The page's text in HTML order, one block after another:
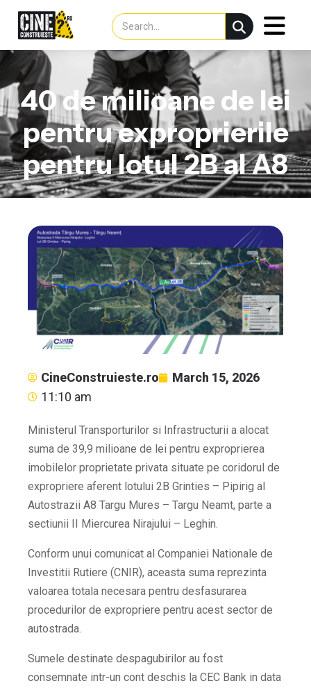
40 de milioane de lei
pentru exproprierile
pentru lotul 2B al A8
CineConstruieste.ro
March 15, 2026
11:10 am
Ministerul Transporturilor si Infrastructurii a alocat
suma de 39,9 milioane de lei pentru exproprierea
imobilelor proprietate privata situate pe coridorul de
expropriere aferent lotului 2B Grinties – Pipirig al
Autostrazii A8 Targu Mures – Targu Neamt, parte a
sectiunii II Miercurea Nirajului – Leghin.
Conform unui comunicat al Companiei Nationale de
Investitii Rutiere (CNIR), aceasta suma reprezinta
valoarea totala necesara pentru desfasurarea
procedurilor de expropriere pentru acest sector de
autostrada.
Sumele destinate despagubirilor au fost
consemnate intr-un cont deschis la CEC Bank in data